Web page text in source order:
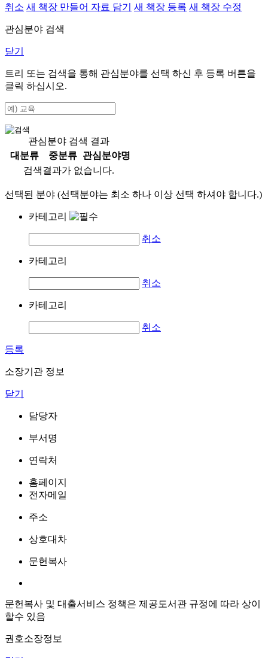
취소 새 책장 만들어 자료 담기 새 책장 등록 새 책장 수정
관심분야 검색
닫기
트리 또는 검색을 통해 관심분야를 선택 하신 후 등록 버튼을
클릭 하십시오.
관심분야 검색 결과
대분류
중분류
관심분야명
검색결과가 없습니다.
선택된 분야 (선택분야는 최소 하나 이상 선택 하셔야 합니다.)
카테고리
취소
카테고리
취소
카테고리
취소
등록
소장기관 정보
닫기
담당자
부서명
연락처
홈페이지
전자메일
주소
상호대차
문헌복사
문헌복사 및 대출서비스 정책은 제공도서관 규정에 따라 상이
할수 있음
권호소장정보